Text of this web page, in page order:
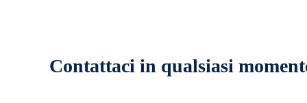
Contattaci in qualsiasi